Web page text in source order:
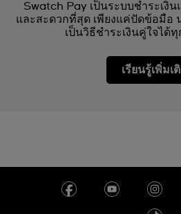
Swatch Pay เป็นระบบชำระเงิ
และสะดวกที่สุด เพียงแค่ปัดข้อมือ
เป็นวิธีชำระเงินคู่ใจได้
เรียนรู้เพิ่มเ